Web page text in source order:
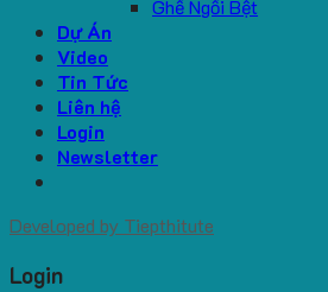
Ghế Ngồi Bệt
Dự Án
Video
Tin Tức
Liên hệ
Login
Newsletter
Developed by Tiepthitute
Login